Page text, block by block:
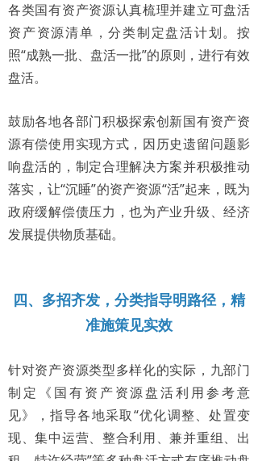
各类国有资产资源认真梳理并建立可盘活
资产资源清单，分类制定盘活计划。按
照“成熟一批、盘活一批”的原则，进行有效
盘活。
鼓励各地各部门积极探索创新国有资产资
源有偿使用实现方式，因历史遗留问题影
响盘活的，制定合理解决方案并积极推动
落实，让“沉睡”的资产资源“活”起来，既为
政府缓解偿债压力，也为产业升级、经济
发展提供物质基础。
四、多招齐发， 分类指导明路径，精
准施策见实效
针对资产资源类型多样化的实际，九部门
制定《国有资产资源盘活利用参考意
见》，指导各地采取“优化调整、处置变
现、集中运营、整合利用、兼并重组、出